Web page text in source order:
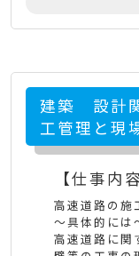
建築 設計
工管理と現
【仕事内容
高速道路の施
～具体的には
高速道路に関